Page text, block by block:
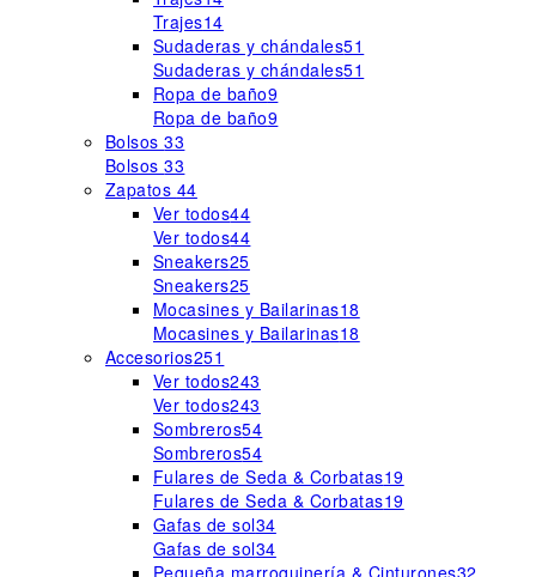
Trajes14
Sudaderas y chándales51
Sudaderas y chándales51
Ropa de baño9
Ropa de baño9
Bolsos33
Bolsos33
Zapatos 44
Ver todos44
Ver todos44
Sneakers25
Sneakers25
Mocasines y Bailarinas18
Mocasines y Bailarinas18
Accesorios251
Ver todos243
Ver todos243
Sombreros54
Sombreros54
Fulares de Seda & Corbatas19
Fulares de Seda & Corbatas19
Gafas de sol34
Gafas de sol34
Pequeña marroquinería & Cinturones32